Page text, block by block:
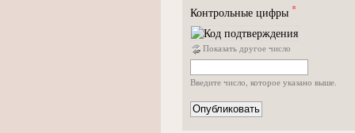
Контрольные цифры *
Показать другое число
Введите число, которое указано выше.